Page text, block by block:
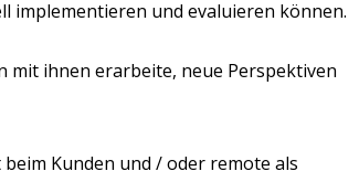
implementieren und evaluieren können.
mit ihnen erarbeite, neue Perspektiven
Kunden und / oder remote als